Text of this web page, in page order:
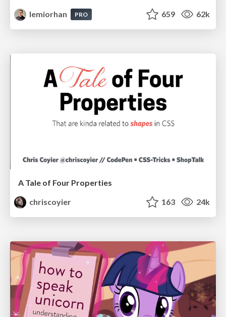
lemiorhan
PRO 659 62k
A Tale of Four Properties
chriscoyier
163 24k